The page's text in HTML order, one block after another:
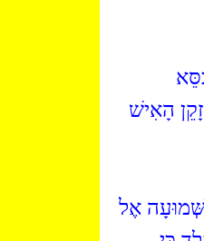
הָאִישׁ
אֶל